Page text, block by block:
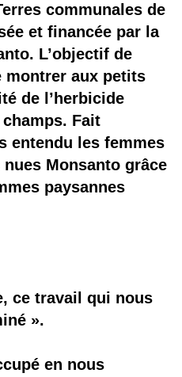
communales de
et financée par la
L’objectif de
montrer aux petits
de l’herbicide
Fait
entendu les femmes
Monsanto grâce
paysannes
ce travail qui nous
».
en nous